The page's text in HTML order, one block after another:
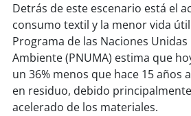
soyarauco
soytemuco
soyvaldivia
Detrás de este escenario está el
consumo textil y la menor vida
Programa de las Naciones
Ambiente (PNUMA) estima que
un 36% menos que hace 15 años
en residuo, debido
acelerado de los materiales.